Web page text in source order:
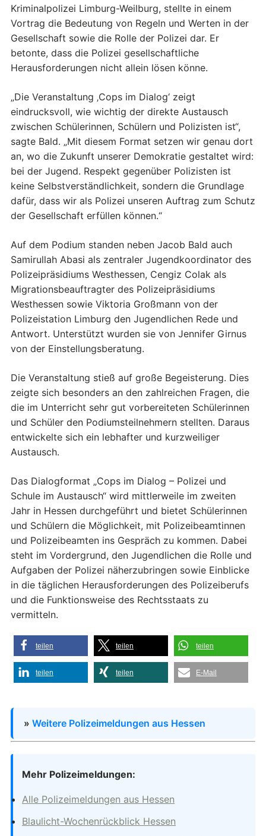
Kriminalpolizei Limburg-Weilburg, stellte in einem
Vortrag die Bedeutung von Regeln und Werten in der
Gesellschaft sowie die Rolle der Polizei dar. Er
betonte, dass die Polizei gesellschaftliche
Herausforderungen nicht allein lösen könne.
„Die Veranstaltung ‚Cops im Dialog‘ zeigt
eindrucksvoll, wie wichtig der direkte Austausch
zwischen Schülerinnen, Schülern und Polizisten ist“,
sagte Bald. „Mit diesem Format setzen wir genau dort
an, wo die Zukunft unserer Demokratie gestaltet wird:
bei der Jugend. Respekt gegenüber Polizisten ist
keine Selbstverständlichkeit, sondern die Grundlage
dafür, dass wir als Polizei unseren Auftrag zum Schutz
der Gesellschaft erfüllen können.“
Auf dem Podium standen neben Jacob Bald auch
Samirullah Abasi als zentraler Jugendkoordinator des
Polizeipräsidiums Westhessen, Cengiz Colak als
Migrationsbeauftragter des Polizeipräsidiums
Westhessen sowie Viktoria Großmann von der
Polizeistation Limburg den Jugendlichen Rede und
Antwort. Unterstützt wurden sie von Jennifer Girnus
von der Einstellungsberatung.
Die Veranstaltung stieß auf große Begeisterung. Dies
zeigte sich besonders an den zahlreichen Fragen, die
die im Unterricht sehr gut vorbereiteten Schülerinnen
und Schüler den Podiumsteilnehmern stellten. Daraus
entwickelte sich ein lebhafter und kurzweiliger
Austausch.
Das Dialogformat „Cops im Dialog – Polizei und
Schule im Austausch“ wird mittlerweile im zweiten
Jahr in Hessen durchgeführt und bietet Schülerinnen
und Schülern die Möglichkeit, mit Polizeibeamtinnen
und Polizeibeamten ins Gespräch zu kommen. Dabei
steht im Vordergrund, den Jugendlichen die Rolle und
Aufgaben der Polizei näherzubringen sowie Einblicke
in die täglichen Herausforderungen des Polizeiberufs
und die Funktionsweise des Rechtsstaats zu
vermitteln.
teilen teilen teilen
teilen teilen E-Mail
» Weitere Polizeimeldungen aus Hessen
Mehr Polizeimeldungen:
Alle Polizeimeldungen aus Hessen
Blaulicht-Wochenrückblick Hessen